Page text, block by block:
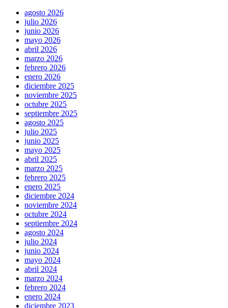
agosto 2026
julio 2026
junio 2026
mayo 2026
abril 2026
marzo 2026
febrero 2026
enero 2026
diciembre 2025
noviembre 2025
octubre 2025
septiembre 2025
agosto 2025
julio 2025
junio 2025
mayo 2025
abril 2025
marzo 2025
febrero 2025
enero 2025
diciembre 2024
noviembre 2024
octubre 2024
septiembre 2024
agosto 2024
julio 2024
junio 2024
mayo 2024
abril 2024
marzo 2024
febrero 2024
enero 2024
diciembre 2023